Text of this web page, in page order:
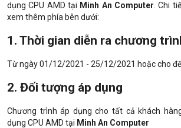
dụng CPU AMD tại Minh An Computer. Chi
xem thêm phía bên dưới:
1. Thời gian diễn ra chương
Từ ngày 01/12/2021 - 25/12/2021 hoặc cho
2. Đối tượng áp dụng
Chương trình áp dụng cho tất cả khách
dụng CPU AMD tại Minh An Computer